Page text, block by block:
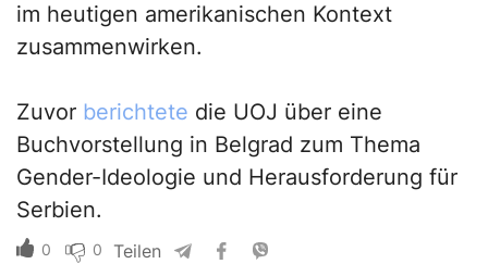
im heutigen amerikanischen Kontext
zusammenwirken.
Zuvor berichtete die UOJ über eine
Buchvorstellung in Belgrad zum Thema
Gender-Ideologie und Herausforderung für
Serbien.
0 0 Teilen